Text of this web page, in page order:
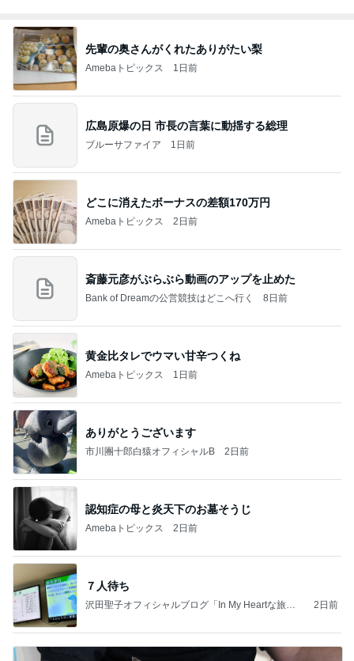
先輩の奥さんがくれたありがたい梨
Amebaトピックス 1日前
広島原爆の日 市長の言葉に動揺する総理
ブルーサファイア 1日前
どこに消えたボーナスの差額170万円
Amebaトピックス 2日前
斎藤元彦がぶらぶら動画のアップを止めた
Bank of Dreamの公営競技はどこへ行く 8日前
黄金比タレでウマい甘辛つくね
Amebaトピックス 1日前
ありがとうございます
市川團十郎白猿オフィシャルB 2日前
認知症の母と炎天下のお墓そうじ
Amebaトピックス 2日前
７人待ち
沢田聖子オフィシャルブログ「In My Heartな旅日
2日前